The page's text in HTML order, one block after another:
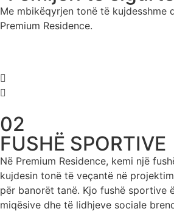
Me mbikëqyrjen tonë të
Premium Residence.
02
FUSHË SPORTIVE
Në Premium Residence, kemi një
kujdesin tonë të veçantë në
për banorët tanë. Kjo fushë sportive
miqësive dhe të lidhjeve sociale